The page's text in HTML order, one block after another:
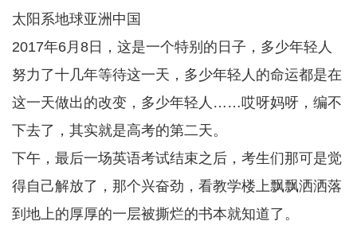
太阳系地球亚洲中国
2017年6月8日，这是一个特别的日子，多少年轻人
努力了十几年等待这一天，多少年轻人的命运都是在
这一天做出的改变，多少年轻人……哎呀妈呀，编不
下去了，其实就是高考的第二天。
下午，最后一场英语考试结束之后，考生们那可是觉
得自己解放了，那个兴奋劲，看教学楼上飘飘洒洒落
到地上的厚厚的一层被撕烂的书本就知道了。